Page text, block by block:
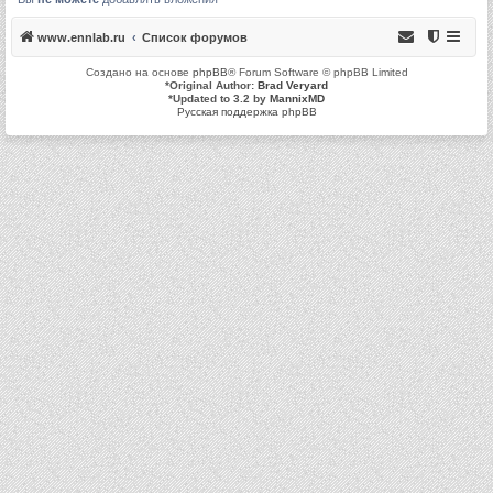
www.ennlab.ru Список форумов
Создано на основе phpBB® Forum Software © phpBB Limited
*Original Author: Brad Veryard
*Updated to 3.2 by MannixMD
Русская поддержка phpBB